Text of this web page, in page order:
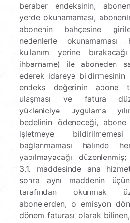
beraber endeksinin,
yerde okunamaması,
abonenin bahçesine
nedenlerle okunamaması
kullanım yerine
ihbarname) ile aboneden
ederek idareye bildirmesinin
endeks değerinin abone
ulaşması ve fatura
yükleniciye uygulama
bedelinin ödeneceği, abone
işletmeye
bağlanmaması hâlinde
yapılmayacağı
3.1. maddesinde ana
sonra aynı maddenin
tarafından okunmak
abonelerden, o emisyon
dönem faturası olarak